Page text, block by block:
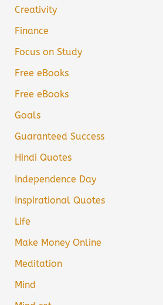
Creativity
Finance
Focus on Study
Free eBooks
Free eBooks
Goals
Guaranteed Success
Hindi Quotes
Independence Day
Inspirational Quotes
Life
Make Money Online
Meditation
Mind